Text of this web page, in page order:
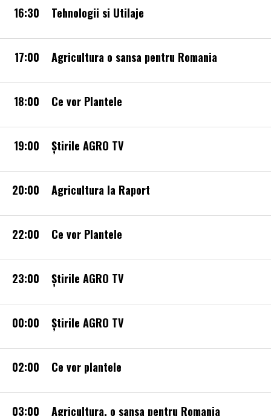
16:30 Tehnologii si Utilaje
17:00 Agricultura o sansa pentru Romania
18:00 Ce vor Plantele
19:00 Știrile AGRO TV
20:00 Agricultura la Raport
22:00 Ce vor Plantele
23:00 Știrile AGRO TV
00:00 Știrile AGRO TV
02:00 Ce vor plantele
03:00 Agricultura, o sansa pentru Romania